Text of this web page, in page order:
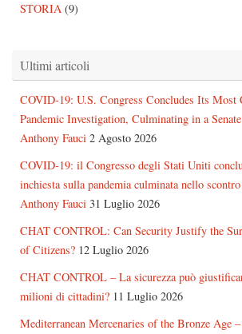
STORIA (9)
Ultimi articoli
COVID-19: U.S. Congress Concludes Its Most
Pandemic Investigation, Culminating in a
Anthony Fauci 2 Agosto 2026
COVID-19: il Congresso degli Stati Uniti
inchiesta sulla pandemia culminata nello
Anthony Fauci 31 Luglio 2026
CHAT CONTROL: Can Security Justify the
of Citizens? 12 Luglio 2026
CHAT CONTROL – La sicurezza può
milioni di cittadini? 11 Luglio 2026
Mediterranean Mercenaries of the Bronze Age